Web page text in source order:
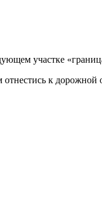
участке
к дорожной